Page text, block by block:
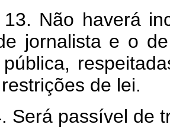
haverá
jornalista e o
de lei.
passível de